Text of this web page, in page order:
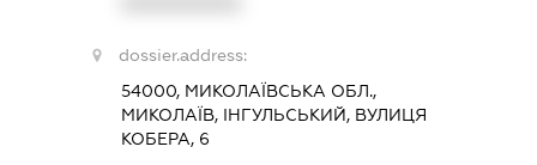
dossier.address:
54000, МИКОЛАЇВСЬКА ОБЛ.,
МИКОЛАЇВ, ІНГУЛЬСЬКИЙ, ВУЛИЦЯ
КОБЕРА, 6